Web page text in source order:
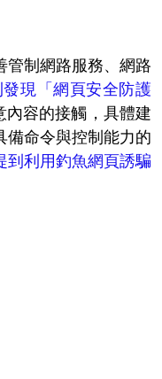
管制網路服務、網路
發現「網頁安全防護
容的接觸，具體建
命令與控制能力的
利用釣魚網頁誘騙